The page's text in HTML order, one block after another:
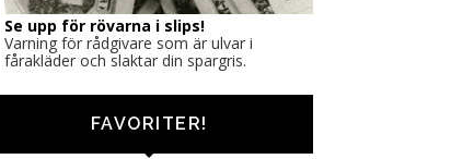
Se upp för rövarna i slips!
Varning för rådgivare som är ulvar i
fårakläder och slaktar din spargris.
FAVORITER!